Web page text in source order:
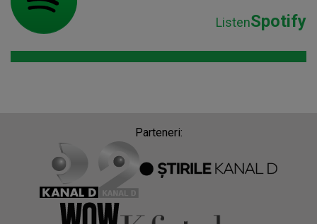
ListenSpotify
Parteneri: